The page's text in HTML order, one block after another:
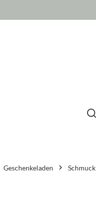
Geschenkeladen Schmuck